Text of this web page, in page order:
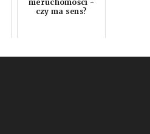
nieruchomości -
czy ma sens?